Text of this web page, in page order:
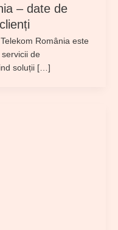
– date de
România este
de
soluții […]